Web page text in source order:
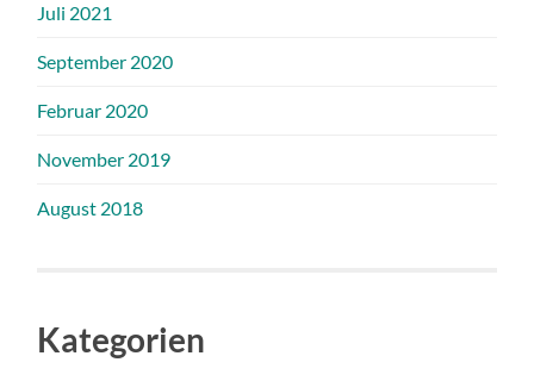
Juli 2021
September 2020
Februar 2020
November 2019
August 2018
Kategorien